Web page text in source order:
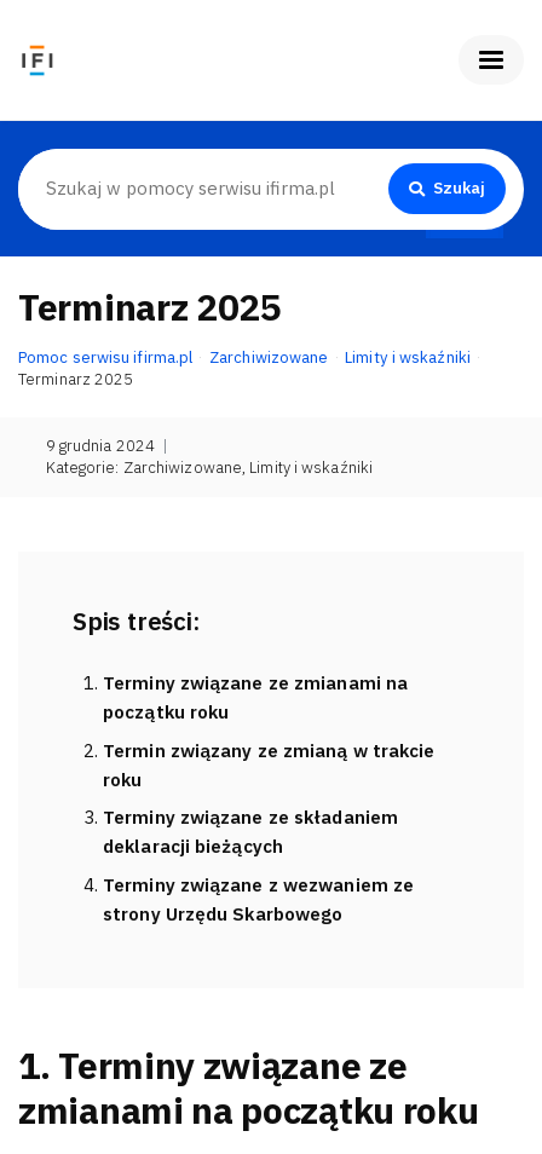
Szukaj
Terminarz 2025
Pomoc serwisu ifirma.pl Zarchiwizowane
Limity i wskaźniki
Terminarz 2025
9 grudnia 2024 |
Kategorie: Zarchiwizowane, Limity i wskaźniki
Spis treści:
Terminy związane ze zmianami na
początku roku
Termin związany ze zmianą w trakcie
roku
Terminy związane ze składaniem
deklaracji bieżących
Terminy związane z wezwaniem ze
strony Urzędu Skarbowego
1. Terminy związane ze
zmianami na początku roku